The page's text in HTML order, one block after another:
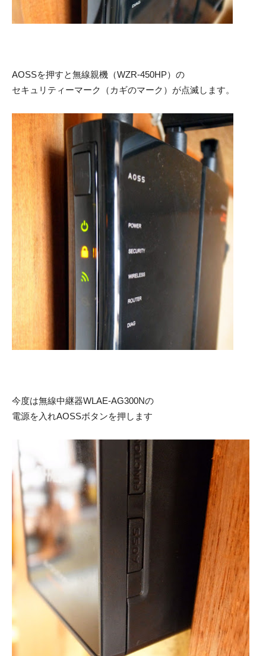
AOSSを押すと無線親機（WZR-450HP）の
セキュリティーマーク（カギのマーク）が点滅します。
今度は無線中継器WLAE-AG300Nの
電源を入れAOSSボタンを押します